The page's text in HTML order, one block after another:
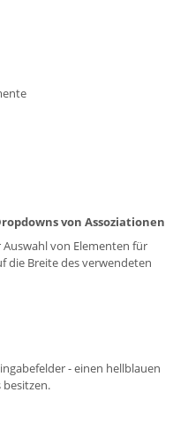
von Assoziationen
von Elementen für
die Breite des verwendeten
- einen hellblauen